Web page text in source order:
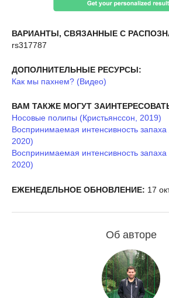
ВАРИАНТЫ, СВЯЗАННЫЕ С
rs317787
ДОПОЛНИТЕЛЬНЫЕ РЕСУРСЫ:
Как мы пахнем? (Видео)
ВАМ ТАКЖЕ МОГУТ
Носовые полипы (Кристьянссон, 2019)
Воспринимаемая интенсивность
2020)
Воспринимаемая интенсивность
2020)
ЕЖЕНЕДЕЛЬНОЕ ОБНОВЛЕНИЕ: 17
Об авторе